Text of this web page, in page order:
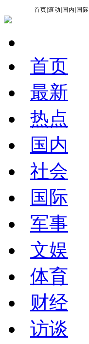
首页 |滚动 国内 国际
首页
最新
热点
国内
社会
国际
军事
文娱
体育
财经
访谈